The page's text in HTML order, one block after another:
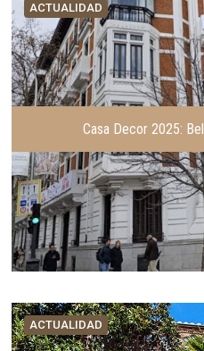
ACTUALIDAD
Casa Decor 2025:
ACTUALIDAD